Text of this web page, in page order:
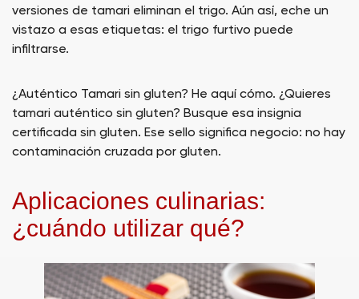
versiones de tamari eliminan el trigo. Aún así, eche un
vistazo a esas etiquetas: el trigo furtivo puede
infiltrarse.
¿Auténtico Tamari sin gluten? He aquí cómo. ¿Quieres
tamari auténtico sin gluten? Busque esa insignia
certificada sin gluten. Ese sello significa negocio: no hay
contaminación cruzada por gluten.
Aplicaciones culinarias:
¿cuándo utilizar qué?